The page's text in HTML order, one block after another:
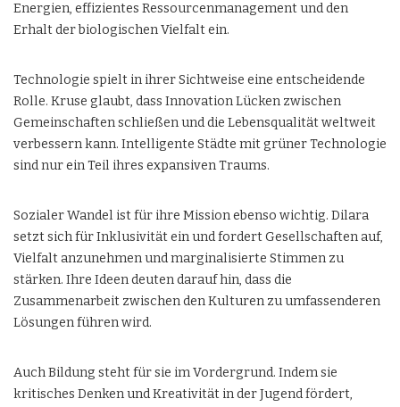
Energien, effizientes Ressourcenmanagement und den
Erhalt der biologischen Vielfalt ein.
Technologie spielt in ihrer Sichtweise eine entscheidende
Rolle. Kruse glaubt, dass Innovation Lücken zwischen
Gemeinschaften schließen und die Lebensqualität weltweit
verbessern kann. Intelligente Städte mit grüner Technologie
sind nur ein Teil ihres expansiven Traums.
Sozialer Wandel ist für ihre Mission ebenso wichtig. Dilara
setzt sich für Inklusivität ein und fordert Gesellschaften auf,
Vielfalt anzunehmen und marginalisierte Stimmen zu
stärken. Ihre Ideen deuten darauf hin, dass die
Zusammenarbeit zwischen den Kulturen zu umfassenderen
Lösungen führen wird.
Auch Bildung steht für sie im Vordergrund. Indem sie
kritisches Denken und Kreativität in der Jugend fördert,